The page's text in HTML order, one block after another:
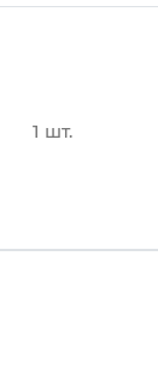
1 шт.